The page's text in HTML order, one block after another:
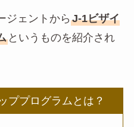
ジェントから J-1ビザイ
というものを紹介され
ププログラムとは？